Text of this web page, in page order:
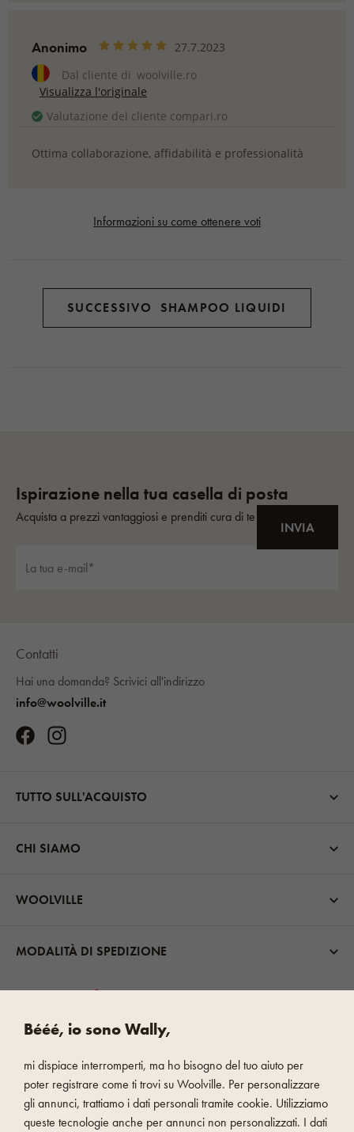
Anonimo
27.7.2023
Dal cliente di woolville.ro
Visualizza l'originale
Valutazione del cliente compari.ro
Ottima collaborazione, affidabilità e professionalità
Informazioni su come ottenere voti
SUCCESSIVO SHAMPOO LIQUIDI
Contatti
Hai una domanda? Scrivici all'indirizzo
info@woolville.it
TUTTO SULL'ACQUISTO
CHI SIAMO
WOOLVILLE
MODALITÀ DI SPEDIZIONE
PAGAMENTO VELOCE E SICURO
Bééé, io sono Wally,
mi dispiace interromperti, ma ho bisogno del tuo aiuto per
poter registrare come ti trovi su Woolville. Per personalizzare
gli annunci, trattiamo i dati personali tramite cookie. Utilizziamo
queste tecnologie anche per annunci non personalizzati. I dati